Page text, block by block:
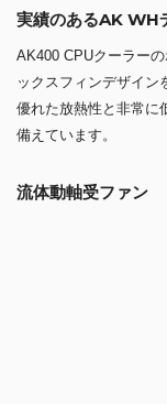
実績のあるAK WH
AK400 CPUクーラー
ックスフィンデザイン
優れた放熱性と非常に
備えています。
流体動軸受ファン